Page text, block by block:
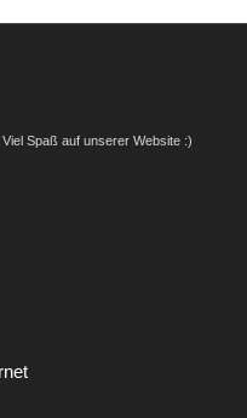
Spaß auf unserer Website :)